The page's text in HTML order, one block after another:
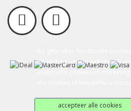
de werking van de website.
accepteer alle cookies